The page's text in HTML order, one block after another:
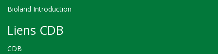
Bioland Introduction
Liens CDB
CDB